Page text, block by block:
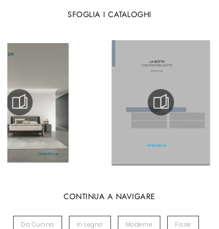
SFOGLIA I CATALOGHI
CONTINUA A NAVIGARE
Da Cucina In Legno Moderne Fisse